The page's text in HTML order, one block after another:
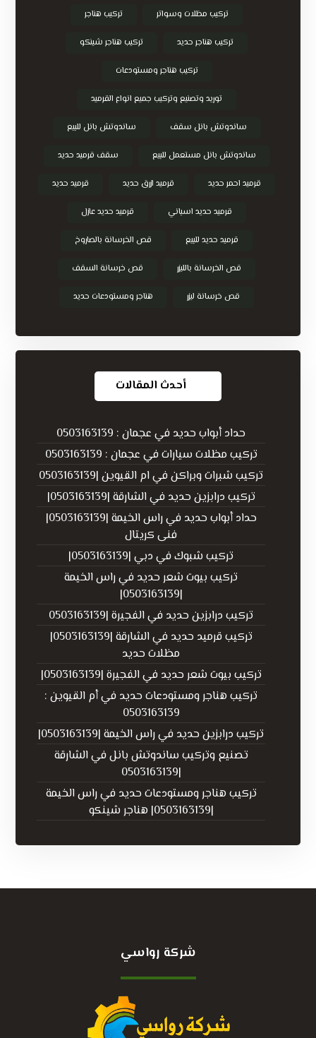
تركيب مظلات وسواتر تركيب هناجر
تركيب هناجر حديد تركيب هناجر شينكو
تركيب هناجر ومستودعات
توريد وتصنيع وتركيب جميع انواع القرميد
ساندوتش بانل سقف ساندوتش بانل للبيع
ساندوتش بانل مستعمل للبيع سقف قرميد حديد
قرميد احمر حديد قرميد ازرق حديد قرميد حديد
قرميد حديد اسباني قرميد حديد عازل
قرميد حديد للبيع قص الخرسانة بالصاروخ
قص الخرسانة بالليزر قص خرسانة السقف
قص خرسانة ليزر هناجر ومستودعات حديد
أحدث المقالات
حداد أبواب حديد في عجمان : 0503163139
تركيب مظلات سيارات في عجمان : 0503163139
تركيب شبرات وبراكن في ام القيوين |0503163139
تركيب درابزين حديد في الشارقة |0503163139|
حداد أبواب حديد في راس الخيمة |0503163139|
فنى كريتال
تركيب شبوك في دبي |0503163139|
تركيب بيوت شعر حديد في راس الخيمة
|0503163139|
تركيب درابزين حديد في الفجيرة |0503163139
تركيب قرميد حديد في الشارقة |0503163139|
مظلات حديد
تركيب بيوت شعر حديد في الفجيرة |0503163139|
تركيب هناجر ومستودعات حديد في أم القيوين :
0503163139
تركيب درابزين حديد في راس الخيمة |0503163139|
تصنيع وتركيب ساندوتش بانل في الشارقة
|0503163139
تركيب هناجر ومستودعات حديد في راس الخيمة
|0503163139| هناجر شينكو
شركة رواسي